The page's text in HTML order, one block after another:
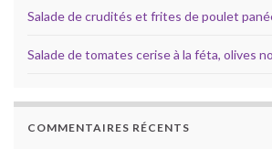
Salade de crudités et frites de poulet
Salade de tomates cerise à la féta, olives
COMMENTAIRES RÉCENTS